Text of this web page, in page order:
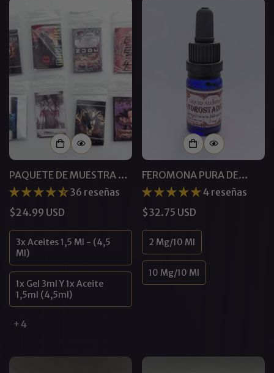
PAQUETE DE MUESTRA DE
FEROMONAS36 reseñas
Precio
$24.99 USD
3x Aceites 1,5 Ml - (4,5
Ml)
1x Gel 3ml Y 1x Aceite
1,5ml (4,5ml)
+4
FEROMONA PURA DE
MOLÉCULA ÚNICA A1
4 reseñas
Precio
$32.75 USD
2 Mg/10 Ml
10 Mg/10 Ml